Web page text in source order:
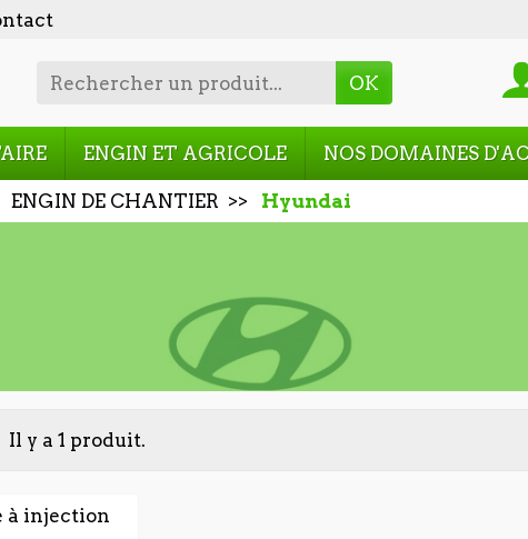
OK
ENGIN ET AGRICOLE NOS DOMAINES
ENGIN DE CHANTIER Hyundai
Il y a 1 produit.